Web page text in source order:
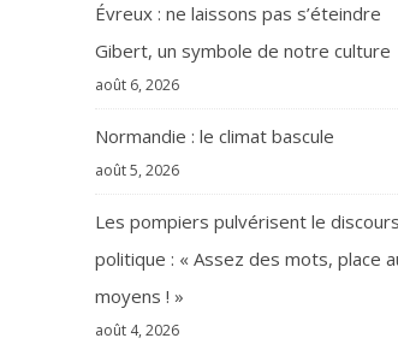
Évreux : ne laissons pas s’éteindre
Gibert, un symbole de notre culture
août 6, 2026
Normandie : le climat bascule
août 5, 2026
Les pompiers pulvérisent le discours
politique : « Assez des mots, place
moyens ! »
août 4, 2026